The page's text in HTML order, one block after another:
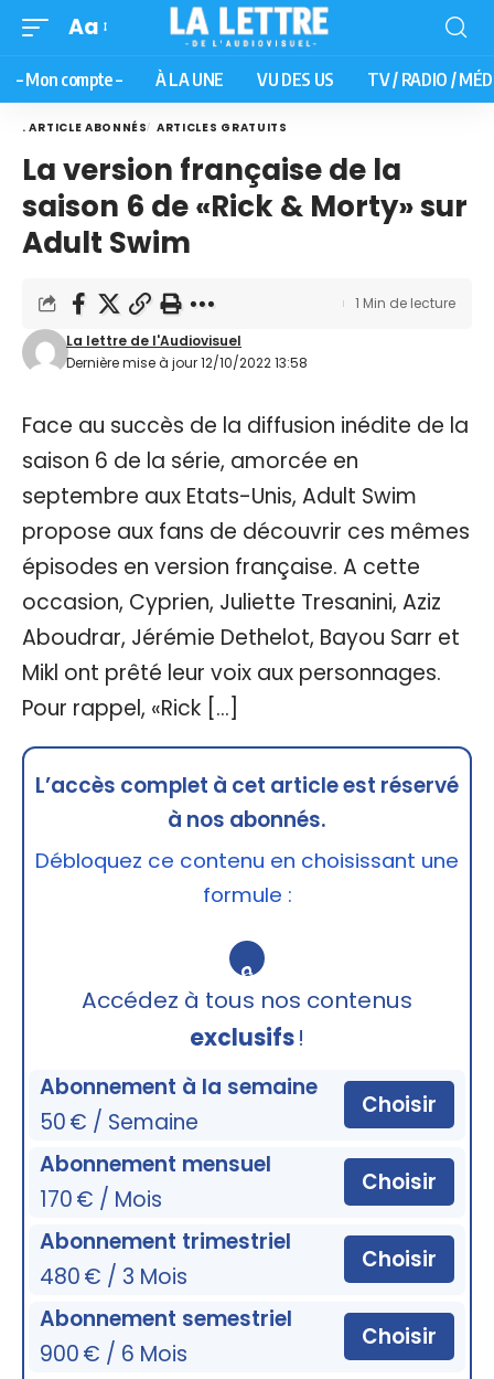
Aa
– Mon compte – À LA UNE VU DES US TV / RADIO /
. ARTICLE ABONNÉS ARTICLES GRATUITS
La version française de la
saison 6 de «Rick & Morty» sur
Adult Swim
Dernière mise à jour 12/10/2022 13:58
La lettre de l'Audiovisuel
1 Min de lecture
Face au succès de la diffusion inédite de la
saison 6 de la série, amorcée en
septembre aux Etats-Unis, Adult Swim
propose aux fans de découvrir ces mêmes
épisodes en version française. A cette
occasion, Cyprien, Juliette Tresanini, Aziz
Aboudrar, Jérémie Dethelot, Bayou Sarr et
Mikl ont prêté leur voix aux personnages.
Pour rappel, «Rick […]
L’accès complet à cet article est réservé
à nos abonnés.
Débloquez ce contenu en choisissant une
formule :
🔒
Accédez à tous nos contenus
exclusifs!
Abonnement à la semaine
50 € / Semaine
Choisir
Abonnement mensuel
170 € / Mois
Choisir
Abonnement trimestriel
480 € / 3 Mois
Choisir
Abonnement semestriel
900 € / 6 Mois
Choisir